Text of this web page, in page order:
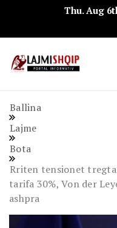
Thu. Aug
Ballina
Lajme
Bota
Rriten tensionet
tarifa 30%, Von der
ashpra